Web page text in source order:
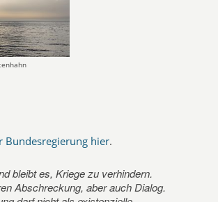
Bundesregierung hier.
bleibt es, Kriege zu verhindern.
Abschreckung, aber auch Dialog.